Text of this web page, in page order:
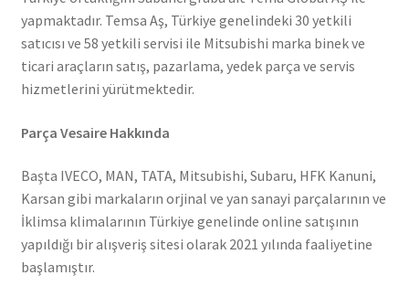
yapmaktadır. Temsa Aş, Türkiye genelindeki 30 yetkili
satıcısı ve 58 yetkili servisi ile Mitsubishi marka binek ve
ticari araçların satış, pazarlama, yedek parça ve servis
hizmetlerini yürütmektedir.
Parça Vesaire Hakkında
Başta IVECO, MAN, TATA, Mitsubishi, Subaru, HFK Kanuni,
Karsan gibi markaların orjinal ve yan sanayi parçalarının ve
İklimsa klimalarının Türkiye genelinde online satışının
yapıldığı bir alışveriş sitesi olarak 2021 yılında faaliyetine
başlamıştır.